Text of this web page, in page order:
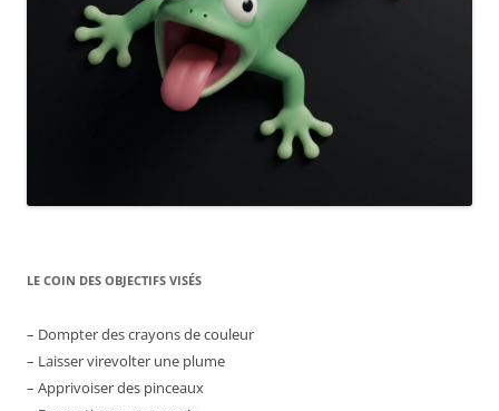
LE COIN DES OBJECTIFS VISÉS
– Dompter des crayons de couleur
– Laisser virevolter une plume
– Apprivoiser des pinceaux